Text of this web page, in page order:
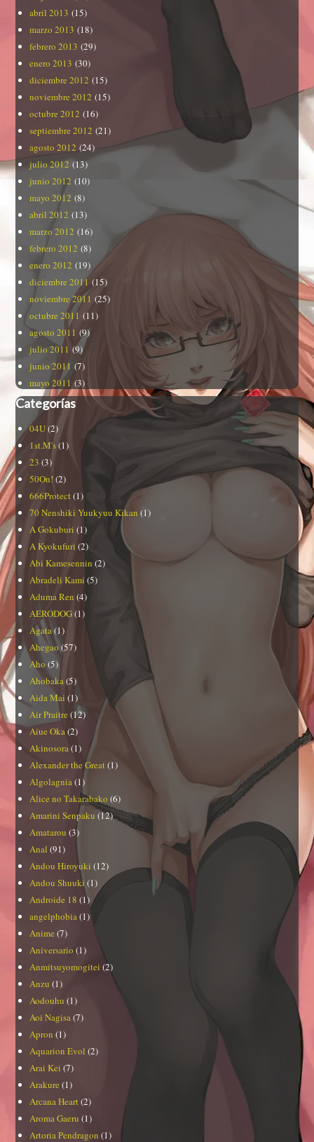
abril 2013 (15)
marzo 2013 (18)
febrero 2013 (29)
enero 2013 (30)
diciembre 2012 (15)
noviembre 2012 (15)
octubre 2012 (16)
septiembre 2012 (21)
agosto 2012 (24)
julio 2012 (13)
junio 2012 (10)
mayo 2012 (8)
abril 2012 (13)
marzo 2012 (16)
febrero 2012 (8)
enero 2012 (19)
diciembre 2011 (15)
noviembre 2011 (25)
octubre 2011 (11)
agosto 2011 (9)
julio 2011 (9)
junio 2011 (7)
mayo 2011 (3)
Categorías
04U(2)
1st.M's(1)
23 (3)
50On! (2)
666Protect(1)
70 Nenshiki Yuukyuu Kikan (1)
A Gokuburi (1)
A Kyokufuri (2)
Abi Kamesennin (2)
Abradeli Kami (5)
Aduma Ren (4)
AERODOG(1)
Agata(1)
Ahegao (57)
Aho (5)
Ahobaka (5)
Aida Mai (1)
Air Praitre (12)
Aiue Oka (2)
Akinosora (1)
Alexander the Great (1)
Algolagnia (1)
Alice no Takarabako (6)
Amarini Senpaku (12)
Amatarou (3)
Anal (91)
Andou Hiroyuki (12)
Andou Shuuki (1)
Androide 18 (1)
angelphobia (1)
Anime (7)
Aniversario (1)
Anmitsuyomogitei (2)
Anzu (1)
Aodouhu (1)
Aoi Nagisa (7)
Apron (1)
Aquarion Evol (2)
Arai Kei (7)
Arakure (1)
Arcana Heart (2)
Aroma Gaeru (1)
Artoria Pendragon (1)